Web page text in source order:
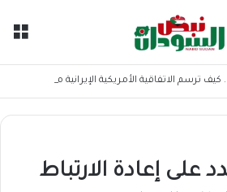
على إعادة الارتباط